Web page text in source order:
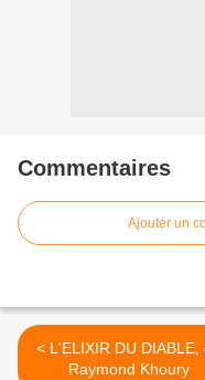
Commentaires
Ajouter un
< L'ELIXIR DU DIABLE, de
Raymond Khoury